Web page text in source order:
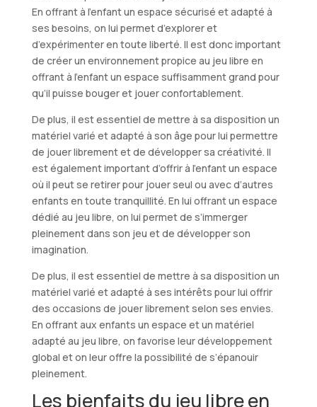
En offrant à l’enfant un espace sécurisé et adapté à
ses besoins, on lui permet d’explorer et
d’expérimenter en toute liberté. Il est donc important
de créer un environnement propice au jeu libre en
offrant à l’enfant un espace suffisamment grand pour
qu’il puisse bouger et jouer confortablement.
De plus, il est essentiel de mettre à sa disposition un
matériel varié et adapté à son âge pour lui permettre
de jouer librement et de développer sa créativité. Il
est également important d’offrir à l’enfant un espace
où il peut se retirer pour jouer seul ou avec d’autres
enfants en toute tranquillité. En lui offrant un espace
dédié au jeu libre, on lui permet de s’immerger
pleinement dans son jeu et de développer son
imagination.
De plus, il est essentiel de mettre à sa disposition un
matériel varié et adapté à ses intérêts pour lui offrir
des occasions de jouer librement selon ses envies.
En offrant aux enfants un espace et un matériel
adapté au jeu libre, on favorise leur développement
global et on leur offre la possibilité de s’épanouir
pleinement.
Les bienfaits du jeu libre en